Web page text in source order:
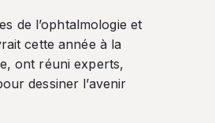
de l’ophtalmologie et
cette année à la
ont réuni experts,
dessiner l’avenir